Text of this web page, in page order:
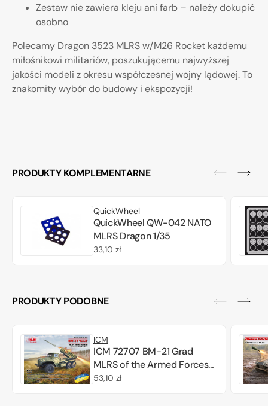
Zestaw nie zawiera kleju ani farb – należy dokupić
osobno
Polecamy Dragon 3523 MLRS w/M26 Rocket każdemu
miłośnikowi militariów, poszukującemu najwyższej
jakości modeli z okresu współczesnej wojny lądowej. To
znakomity wybór do budowy i ekspozycji!
PRODUKTY KOMPLEMENTARNE
QuickWheel
QuickWheel QW-042 NATO
MLRS Dragon 1/35
Cena
33,10 zł
PRODUKTY PODOBNE
ICM
ICM 72707 BM-21 Grad
MLRS of the Armed Forces
of Ukraine 1/72
Cena
53,10 zł